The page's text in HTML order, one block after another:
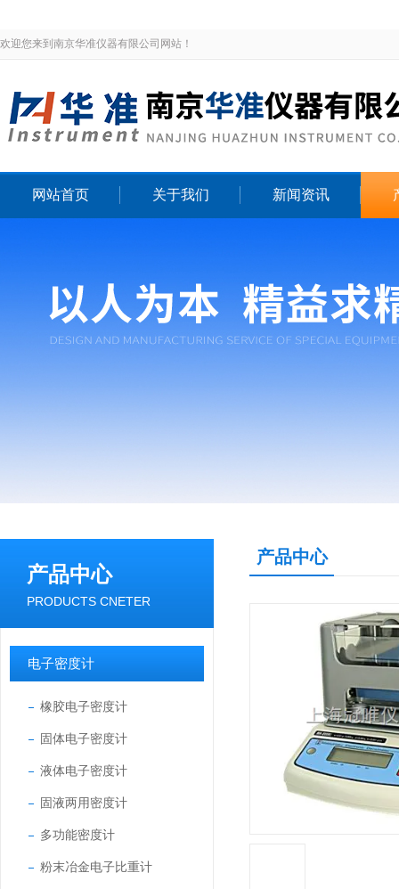
欢迎您来到南京华准仪器有限公司网站！
网站首页 关于我们 新闻资讯
产品中心
PRODUCTS CNETER
电子密度计
橡胶电子密度计
固体电子密度计
液体电子密度计
固液两用密度计
多功能密度计
粉末冶金电子比重计
产品中心